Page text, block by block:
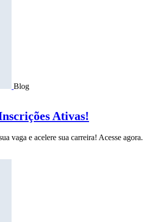
Blog
Ativas!
vaga e acelere sua carreira! Acesse agora.